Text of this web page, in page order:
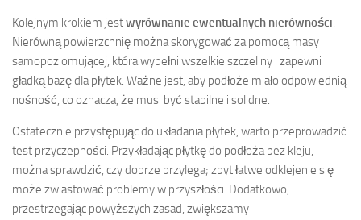
Kolejnym krokiem jestwyrównanie ewentualnych nierówności.
Nierówną powierzchnię można skorygować za pomocą masy
samopoziomującej, która wypełni wszelkie szczeliny i zapewni
gładką bazę dla płytek. Ważne jest, aby podłoże miało odpowiednią
nośność, co oznacza, że musi być stabilne i solidne.
Ostatecznie przystępując do układania płytek, warto przeprowadzić
test przyczepności. Przykładając płytkę do podłoża bez kleju,
można sprawdzić, czy dobrze przylega; zbyt łatwe odklejenie się
może zwiastować problemy w przyszłości. Dodatkowo,
przestrzegając powyższych zasad, zwiększamy